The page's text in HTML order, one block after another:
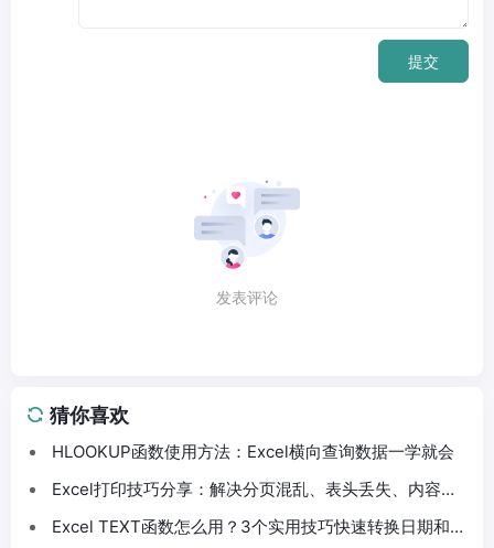
提交
发表评论
猜你喜欢
HLOOKUP函数使用方法：Excel横向查询数据一学就会
Excel打印技巧分享：解决分页混乱、表头丢失、内容截
Excel TEXT函数怎么用？3个实用技巧快速转换日期和数